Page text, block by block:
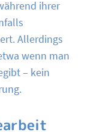
ihrer
Allerdings
wenn man
– kein